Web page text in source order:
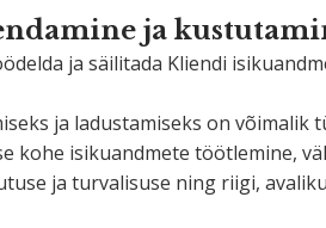
ja
ja säilitada Kliendi
ja ladus­ta­miseks on võimalik
kohe isiku­andmete töötlemine,
ja turva­lisuse ning riigi,